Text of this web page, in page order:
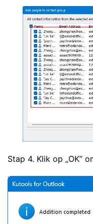
Stap 4. Klik op „OK”